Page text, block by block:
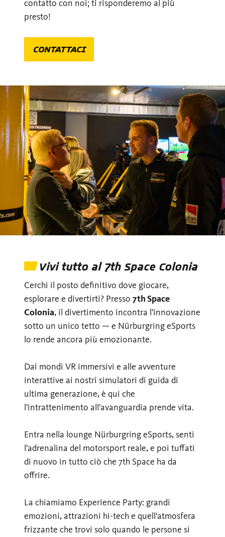
contatto con noi; ti risponderemo al più
presto!
CONTATTACI
Vivi tutto al 7th Space Colonia
Cerchi il posto definitivo dove giocare,
esplorare e divertirti? Presso 7th Space
Colonia, il divertimento incontra l'innovazione
sotto un unico tetto — e Nürburgring eSports
lo rende ancora più emozionante.
Dai mondi VR immersivi e alle avventure
interattive ai nostri simulatori di guida di
ultima generazione, è qui che
l'intrattenimento all'avanguardia prende vita.
Entra nella lounge Nürburgring eSports, senti
l'adrenalina del motorsport reale, e poi tuffati
di nuovo in tutto ciò che 7th Space ha da
offrire.
La chiamiamo Experience Party: grandi
emozioni, attrazioni hi-tech e quell'atmosfera
frizzante che trovi solo quando le persone si